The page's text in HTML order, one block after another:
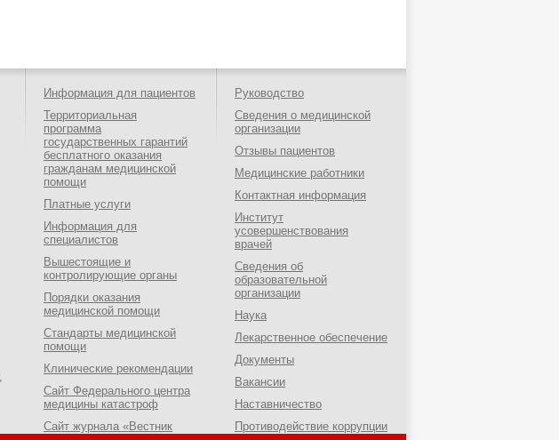
Информация для пациентов
Территориальная
программа
государственных гарантий
бесплатного оказания
гражданам медицинской
помощи
Платные услуги
Информация для
специалистов
Вышестоящие и
контролирующие органы
Порядки оказания
медицинской помощи
Стандарты медицинской
помощи
Клинические рекомендации
Сайт Федерального центра
медицины катастроф
Сайт журнала «Вестник
Руководство
Сведения о медицинской
организации
Отзывы пациентов
Медицинские работники
Контактная информация
Институт
усовершенствования
врачей
Сведения об
образовательной
организации
Наука
Лекарственное обеспечение
Документы
Вакансии
Наставничество
Противодействие коррупции